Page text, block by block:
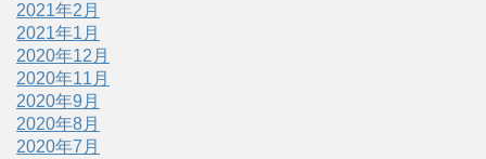
2021年2月
2021年1月
2020年12月
2020年11月
2020年9月
2020年8月
2020年7月